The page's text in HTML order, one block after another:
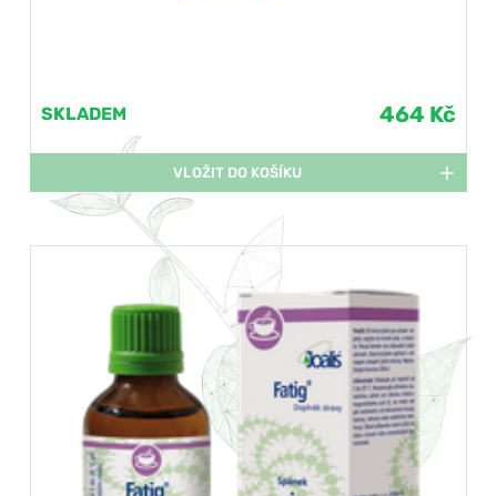
SKLADEM 464 Kč
VLOŽIT DO KOŠÍKU